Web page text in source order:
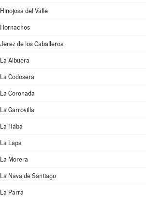
Hinojosa del Valle
Hornachos
Jerez de los Caballeros
La Albuera
La Codosera
La Coronada
La Garrovilla
La Haba
La Lapa
La Morera
La Nava de Santiago
La Parra